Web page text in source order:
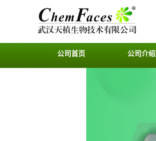
公司首页 公司介绍